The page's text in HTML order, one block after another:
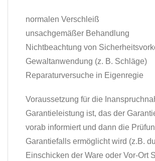
normalen Verschleiß
unsachgemäßer Behandlung
Nichtbeachtung von
Gewaltanwendung (z. B. Schläge)
Reparaturversuche in Eigenregie
Voraussetzung für die
Garantieleistung ist, das der
vorab informiert und dann die
Garantiefalls ermöglicht wird (z.B.
Einschicken der Ware oder Vor-Ort